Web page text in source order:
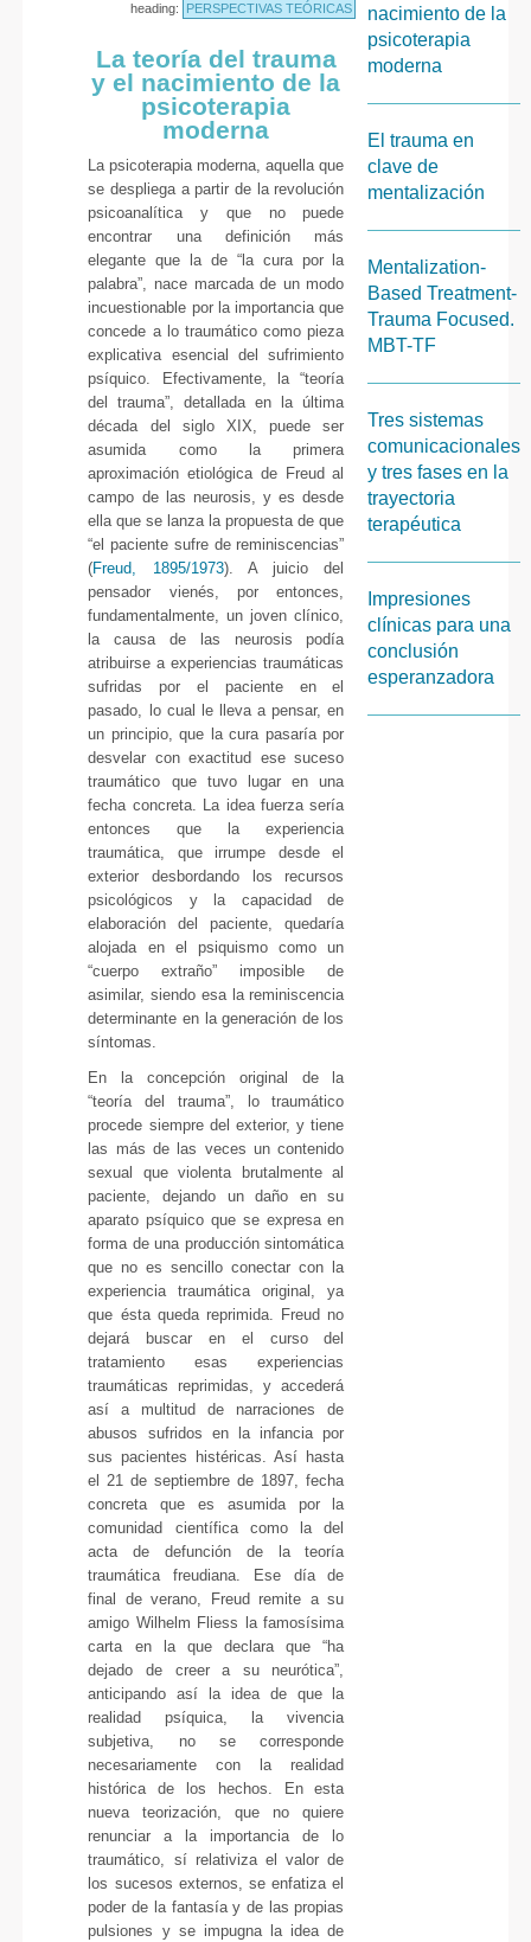
heading: PERSPECTIVAS TEÓRICAS
La teoría del trauma
y el nacimiento de la
psicoterapia
moderna
La psicoterapia moderna, aquella que
se despliega a partir de la revolución
psicoanalítica y que no puede
encontrar una definición más
elegante que la de “la cura por la
palabra”, nace marcada de un modo
incuestionable por la importancia que
concede a lo traumático como pieza
explicativa esencial del sufrimiento
psíquico. Efectivamente, la “teoría
del trauma”, detallada en la última
década del siglo XIX, puede ser
asumida como la primera
aproximación etiológica de Freud al
campo de las neurosis, y es desde
ella que se lanza la propuesta de que
“el paciente sufre de reminiscencias”
(Freud, 1895/1973). A juicio del
pensador vienés, por entonces,
fundamentalmente, un joven clínico,
la causa de las neurosis podía
atribuirse a experiencias traumáticas
sufridas por el paciente en el
pasado, lo cual le lleva a pensar, en
un principio, que la cura pasaría por
desvelar con exactitud ese suceso
traumático que tuvo lugar en una
fecha concreta. La idea fuerza sería
entonces que la experiencia
traumática, que irrumpe desde el
exterior desbordando los recursos
psicológicos y la capacidad de
elaboración del paciente, quedaría
alojada en el psiquismo como un
“cuerpo extraño” imposible de
asimilar, siendo esa la reminiscencia
determinante en la generación de los
síntomas.
En la concepción original de la
“teoría del trauma”, lo traumático
procede siempre del exterior, y tiene
las más de las veces un contenido
sexual que violenta brutalmente al
paciente, dejando un daño en su
aparato psíquico que se expresa en
forma de una producción sintomática
que no es sencillo conectar con la
experiencia traumática original, ya
que ésta queda reprimida. Freud no
dejará buscar en el curso del
tratamiento esas experiencias
traumáticas reprimidas, y accederá
así a multitud de narraciones de
abusos sufridos en la infancia por
sus pacientes histéricas. Así hasta
el 21 de septiembre de 1897, fecha
concreta que es asumida por la
comunidad científica como la del
acta de defunción de la teoría
traumática freudiana. Ese día de
final de verano, Freud remite a su
amigo Wilhelm Fliess la famosísima
carta en la que declara que “ha
dejado de creer a su neurótica”,
anticipando así la idea de que la
realidad psíquica, la vivencia
subjetiva, no se corresponde
necesariamente con la realidad
histórica de los hechos. En esta
nueva teorización, que no quiere
renunciar a la importancia de lo
traumático, sí relativiza el valor de
los sucesos externos, se enfatiza el
poder de la fantasía y de las propias
pulsiones y se impugna la idea de
nacimiento de la
psicoterapia
moderna
El trauma en
clave de
mentalización
Mentalization-
Based Treatment-
Trauma Focused.
MBT-TF
Tres sistemas
comunicacionales
y tres fases en la
trayectoria
terapéutica
Impresiones
clínicas para una
conclusión
esperanzadora